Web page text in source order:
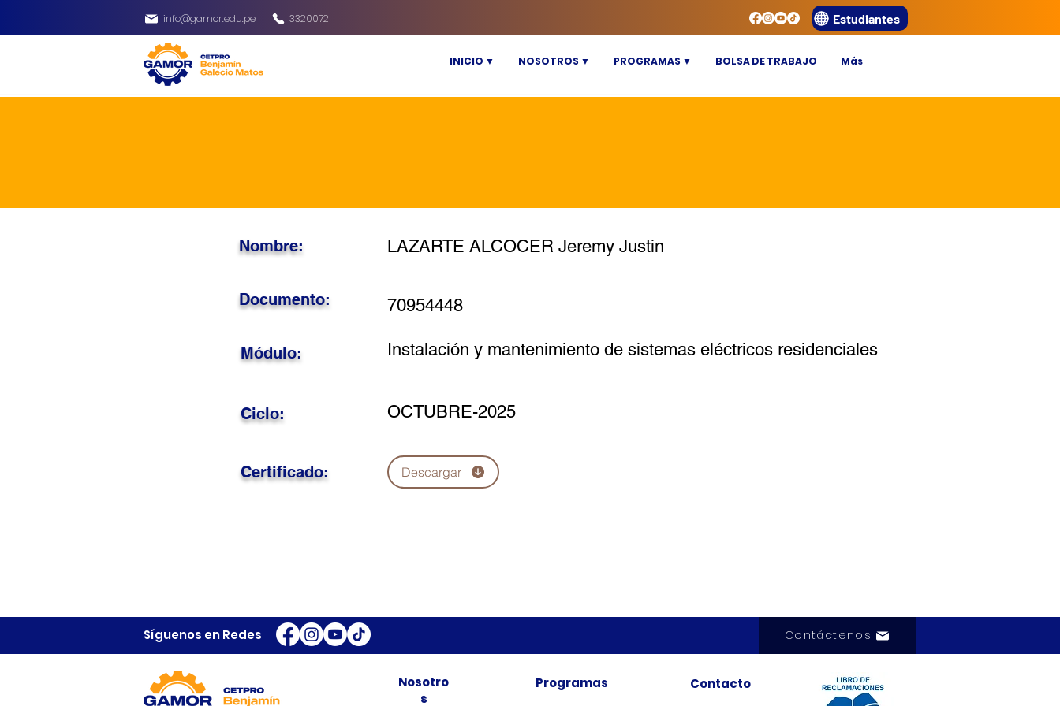
info@gamor.edu.pe 3320072 Estudiantes
INICIO ▼ NOSOTROS ▼ PROGRAMAS ▼ BOLSA DE TRABAJO Más
LAZARTE ALCOCER Jeremy Justin
Nombre:
70954448
Documento:
Instalación y mantenimiento de sistemas eléctricos residenciales
Módulo:
OCTUBRE-2025
Ciclo:
Certificado: Descargar
Síguenos en Redes Contáctenos
Nosotro
s
Programas Contacto